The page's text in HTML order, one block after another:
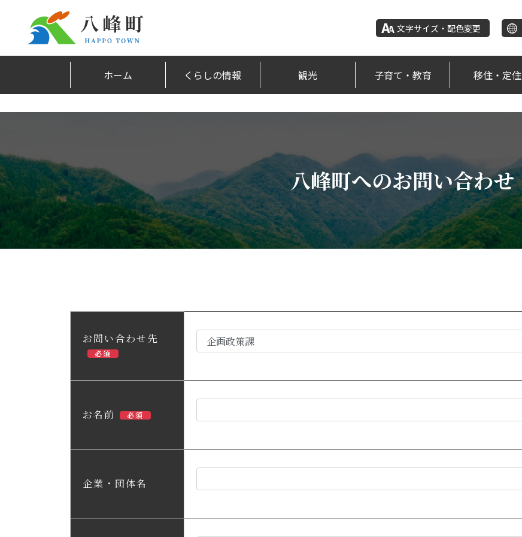
文字サイズ・配色変更
ホーム くらしの情報 観光 子育て・教育 移住・定住
八峰町へのお問い合わせ
お問い合わせ先
必須
お名前 必須
企業・団体名